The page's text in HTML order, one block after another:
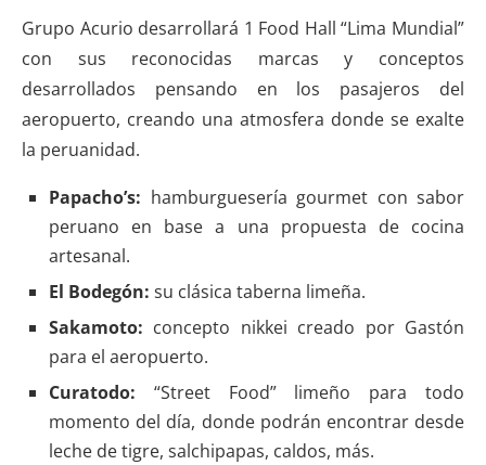
Grupo Acurio desarrollará 1 Food Hall “Lima Mundial”
con sus reconocidas marcas y conceptos
desarrollados pensando en los pasajeros del
aeropuerto, creando una atmosfera donde se exalte
la peruanidad.
Papacho’s: hamburguesería gourmet con sabor
peruano en base a una propuesta de cocina
artesanal.
El Bodegón: su clásica taberna limeña.
Sakamoto: concepto nikkei creado por Gastón
para el aeropuerto.
Curatodo: “Street Food” limeño para todo
momento del día, donde podrán encontrar desde
leche de tigre, salchipapas, caldos, más.